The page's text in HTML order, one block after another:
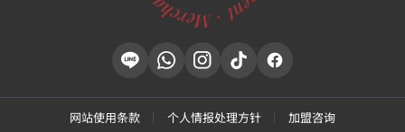
网站使用条款 个人情报处理方针 加盟咨询